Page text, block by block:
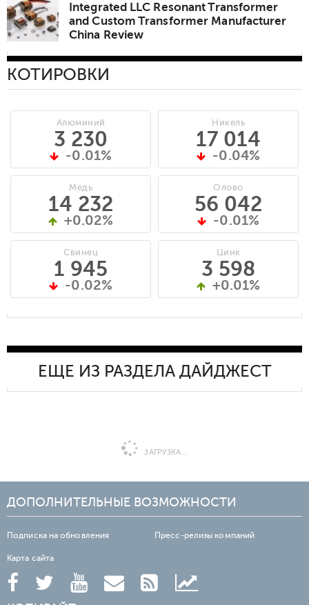
Integrated LLC Resonant Transformer
and Custom Transformer Manufacturer
China Review
КОТИРОВКИ
Алюминий
3 230
-0.01%
Медь
14 232
+0.02%
Свинец
1 945
-0.02%
Никель
17 014
-0.04%
Олово
56 042
-0.01%
Цинк
3 598
+0.01%
ЕЩЕ ИЗ РАЗДЕЛА ДАЙДЖЕСТ
ЗАГРУЗКА...
ДОПОЛНИТЕЛЬНЫЕ ВОЗМОЖНОСТИ
Подписка на обновления Пресс-релизы компаний
Карта сайта